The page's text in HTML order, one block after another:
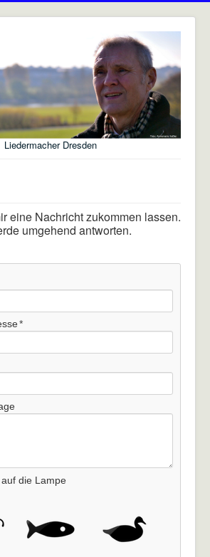
Liedermacher Dresden
- Liedermacher
eine Nachricht zukommen lassen.
umgehend antworten.
die Lampe